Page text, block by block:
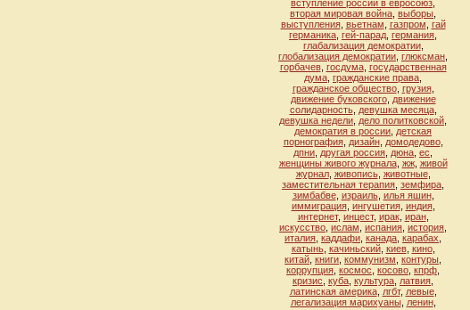
вступление россии в евросоюз
вторая мировая война выборы
выступления, вьетнам газпром гай
германика гей-парад германия
глабализация демократии,
глобализация демократии глюксман
горбачев, госдума, государственная
дума гражданские права
гражданское общество, грузия,
движение буковского, движение
солидарность, девушка месяца,
девушка недели дело политковской
демократия в россии детская
порнография, дизайн, домодедово,
дпни другая россия дюна ес
женщины живого журнала, жж, живой
журнал, живопись, животные,
заместительная терапия земфира
зимбабве, израиль, илья яшин,
иммиграция, ингушетия, индия,
интернет, инцест, ирак, иран,
искусство ислам испания история
италия каддафи канада карабах
катынь, качиньский, киев, кино,
китай книги коммунизм контуры
коррупция космос косово кпрф
кризис куба культура латвия
латинская америка, лгбт, левые,
легализация марихуаны, ленин,